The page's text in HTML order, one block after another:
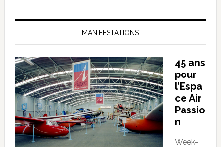
MANIFESTATIONS
45 ans
pour
l’Espa
ce Air
Passio
n
Week-